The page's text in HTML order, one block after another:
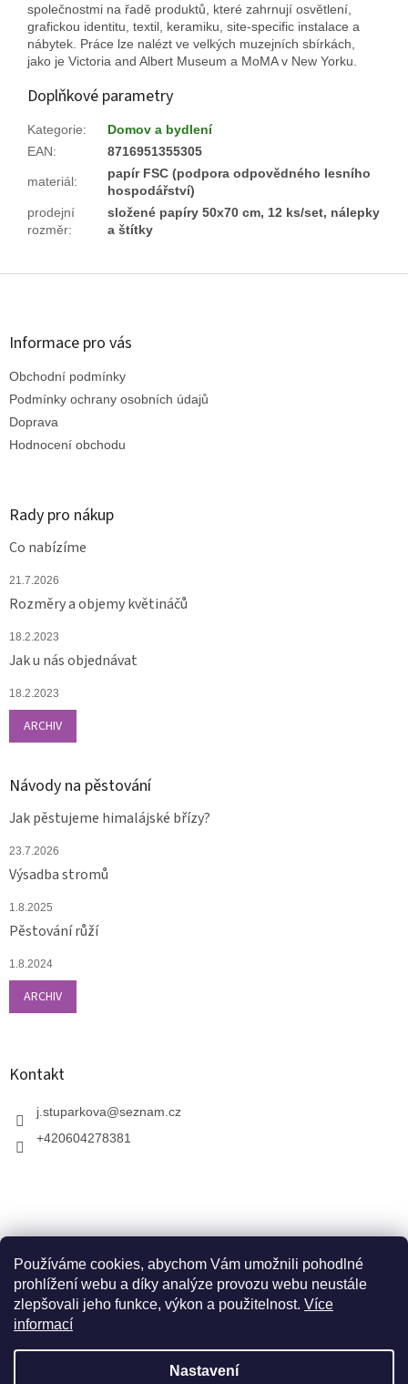
Používáme cookies, abychom Vám umožnili pohodlné
prohlížení webu a díky analýze provozu webu neustále
zlepšovali jeho funkce, výkon a použitelnost. Více
informací
Nastavení
V zahradnictví je možné osobně vybírat stromy a
dopravou. Otevřeno máme ve středu, v pátek a v neděli
společnostmi na řadě produktů, které zahrnují osvětlení,
grafickou identitu, textil, keramiku, site-specific instalace a
nábytek. Práce lze nalézt ve velkých muzejních sbírkách,
jako je Victoria and Albert Museum a MoMA v New Yorku.
Doplňkové parametry
Kategorie:
Domov a bydlení
EAN: 8716951355305
materiál:
papír FSC (podpora odpovědného lesního
hospodářství)
prodejní
rozměr:
složené papíry 50x70 cm, 12 ks/set, nálepky
a štítky
Z
Informace pro vás
Obchodní podmínky
Podmínky ochrany osobních údajů
Doprava
Hodnocení obchodu
Rady pro nákup
Co nabízíme
21.7.2026
Rozměry a objemy květináčů
18.2.2023
Jak u nás objednávat
18.2.2023
ARCHIV
Návody na pěstování
Jak pěstujeme himalájské břízy?
23.7.2026
Výsadba stromů
1.8.2025
Pěstování růží
1.8.2024
ARCHIV
Kontakt
j.stuparkova@seznam.cz
+420604278381